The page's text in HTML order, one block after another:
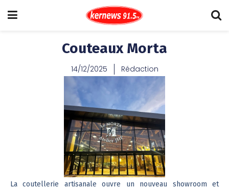
Couteaux Morta
14/12/2025 Rédaction
La coutellerie artisanale ouvre un nouveau showroom et